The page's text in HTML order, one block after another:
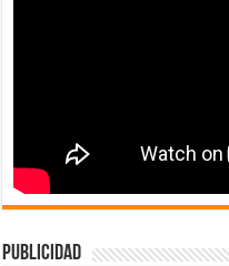
publicidad